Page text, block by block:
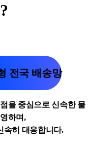
전국 배송망
을 중심으로 신속한 물
하며,
속히 대응합니다.